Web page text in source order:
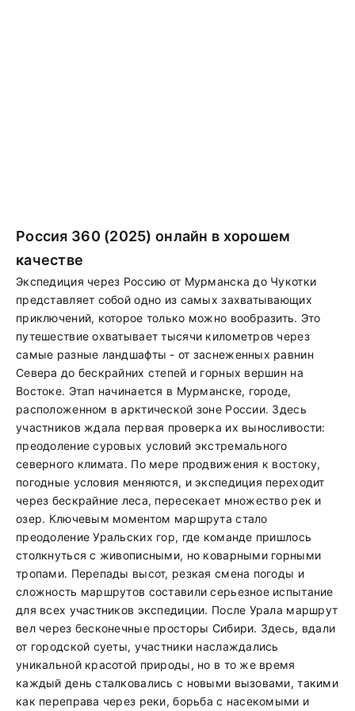
Россия 360 (2025) онлайн в хорошем
качестве
Экспедиция через Россию от Мурманска до Чукотки
представляет собой одно из самых захватывающих
приключений, которое только можно вообразить. Это
путешествие охватывает тысячи километров через
самые разные ландшафты - от заснеженных равнин
Севера до бескрайних степей и горных вершин на
Востоке. Этап начинается в Мурманске, городе,
расположенном в арктической зоне России. Здесь
участников ждала первая проверка их выносливости:
преодоление суровых условий экстремального
северного климата. По мере продвижения к востоку,
погодные условия меняются, и экспедиция переходит
через бескрайние леса, пересекает множество рек и
озер. Ключевым моментом маршрута стало
преодоление Уральских гор, где команде пришлось
столкнуться с живописными, но коварными горными
тропами. Перепады высот, резкая смена погоды и
сложность маршрутов составили серьезное испытание
для всех участников экспедиции. После Урала маршрут
вел через бесконечные просторы Сибири. Здесь, вдали
от городской суеты, участники наслаждались
уникальной красотой природы, но в то же время
каждый день сталковались с новыми вызовами, такими
как переправа через реки, борьба с насекомыми и